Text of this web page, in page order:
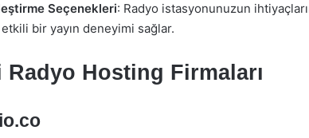
Seçenekleri: Radyo istasyonunuzun
bir yayın deneyimi sağlar.
Radyo Hosting Firmaları